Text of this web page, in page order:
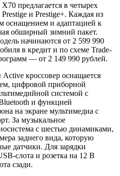
предлагается в четырех
и Prestige+. Каждая из
оснащением и адаптацией к
обширный зимний пакет.
начинаются от 2 599 990
в кредит и по схеме Trade-
— от 2 149 990 рублей.
кроссовер оснащается
цифровой приборной
системой с
и функцией
на экране мультимедиa с
За музыкальное
с шестью динамиками,
заднего вида, которую
датчики. Для зарядки
слота и розетка на 12 В
сзади.